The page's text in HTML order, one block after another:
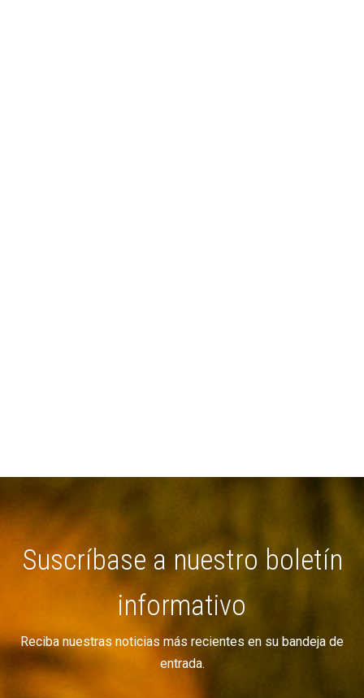
Suscríbase a nuestro boletín
informativo
Reciba nuestras noticias más recientes en su bandeja de
entrada.